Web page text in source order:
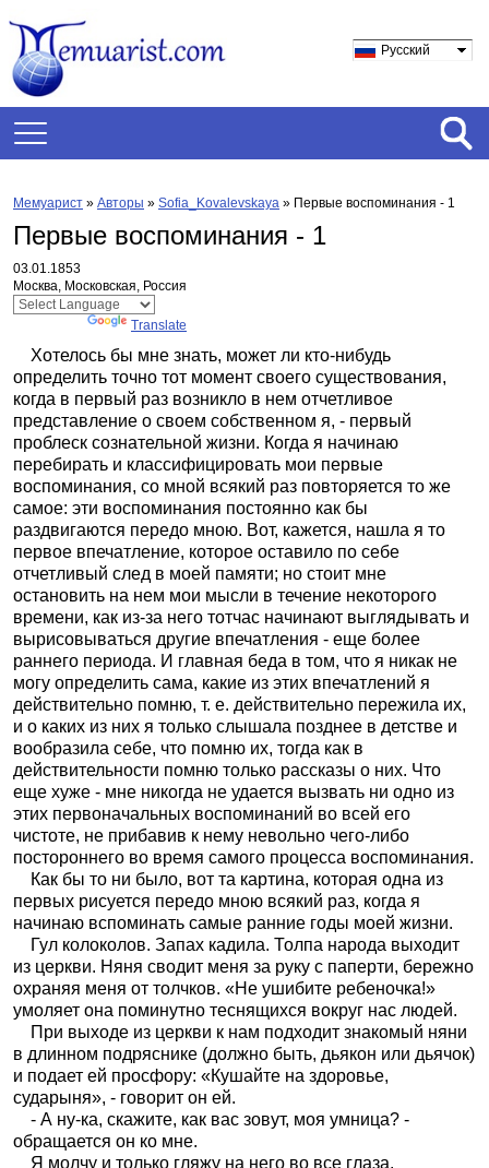
Русский
Мемуарист » Авторы » Sofia_Kovalevskaya » Первые воспоминания - 1
Первые воспоминания - 1
03.01.1853
Москва, Московская, Россия
Translate
Хотелось бы мне знать, может ли кто-нибудь
определить точно тот момент своего существования,
когда в первый раз возникло в нем отчетливое
представление о своем собственном я, - первый
проблеск сознательной жизни. Когда я начинаю
перебирать и классифицировать мои первые
воспоминания, со мной всякий раз повторяется то же
самое: эти воспоминания постоянно как бы
раздвигаются передо мною. Вот, кажется, нашла я то
первое впечатление, которое оставило по себе
отчетливый след в моей памяти; но стоит мне
остановить на нем мои мысли в течение некоторого
времени, как из-за него тотчас начинают выглядывать и
вырисовываться другие впечатления - еще более
раннего периода. И главная беда в том, что я никак не
могу определить сама, какие из этих впечатлений я
действительно помню, т. е. действительно пережила их,
и о каких из них я только слышала позднее в детстве и
вообразила себе, что помню их, тогда как в
действительности помню только рассказы о них. Что
еще хуже - мне никогда не удается вызвать ни одно из
этих первоначальных воспоминаний во всей его
чистоте, не прибавив к нему невольно чего-либо
постороннего во время самого процесса воспоминания.
Как бы то ни было, вот та картина, которая одна из
первых рисуется передо мною всякий раз, когда я
начинаю вспоминать самые ранние годы моей жизни.
Гул колоколов. Запах кадила. Толпа народа выходит
из церкви. Няня сводит меня за руку с паперти, бережно
охраняя меня от толчков. «Не ушибите ребеночка!»
умоляет она поминутно теснящихся вокруг нас людей.
При выходе из церкви к нам подходит знакомый няни
в длинном подряснике (должно быть, дьякон или дьячок)
и подает ей просфору: «Кушайте на здоровье,
сударыня», - говорит он ей.
- А ну-ка, скажите, как вас зовут, моя умница? -
обращается он ко мне.
Я молчу и только гляжу на него во все глаза.